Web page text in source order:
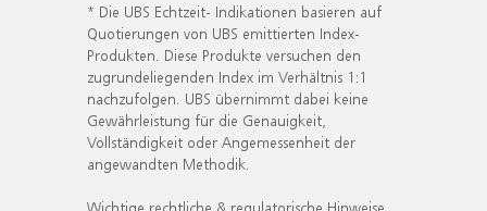
* Die UBS Echtzeit- Indikationen basieren auf
Quotierungen von UBS emittierten Index-
Produkten. Diese Produkte versuchen den
zugrundeliegenden Index im Verhältnis 1:1
nachzufolgen. UBS übernimmt dabei keine
Gewährleistung für die Genauigkeit,
Vollständigkeit oder Angemessenheit der
angewandten Methodik.